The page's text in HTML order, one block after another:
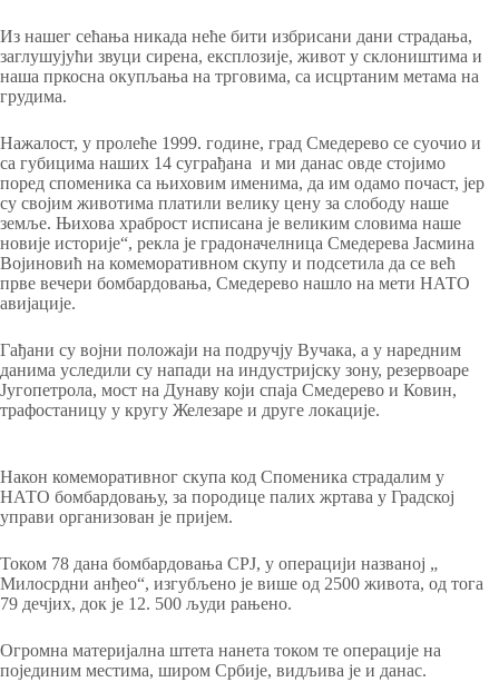
Из нашег сећања никада неће бити избрисани дани страдања,
заглушујући звуци сирена, експлозије, живот у склоништима и
наша пркосна окупљања на трговима, са исцртаним метама на
грудима.
Нажалост, у пролеће 1999. године, град Смедерево се суочио и
са губицима наших 14 суграђана и ми данас овде стојимо
поред споменика са њиховим именима, да им одамо почаст, јер
су својим животима платили велику цену за слободу наше
земље. Њихова храброст исписана је великим словима наше
новије историје“, рекла је градоначелница Смедерева Јасмина
Војиновић на комеморативном скупу и подсетила да се већ
прве вечери бомбардовања, Смедерево нашло на мети НАТО
авијације.
Гађани су војни положаји на подручју Вучака, а у наредним
данима уследили су напади на индустријску зону, резервоаре
Југопетрола, мост на Дунаву који спаја Смедерево и Ковин,
трафостаницу у кругу Железаре и друге локације.
Након комеморативног скупа код Споменика страдалим у
НАТО бомбардовању, за породице палих жртава у Градској
управи организован је пријем.
Током 78 дана бомбардовања СРЈ, у операцији названој „
Милосрдни анђео“, изгубљено је више од 2500 живота, од тога
79 дечјих, док је 12. 500 људи рањено.
Огромна материјална штета нанета током те операције на
појединим местима, широм Србије, видљива је и данас.